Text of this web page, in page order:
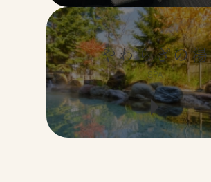
やわらぎの湯
SPA